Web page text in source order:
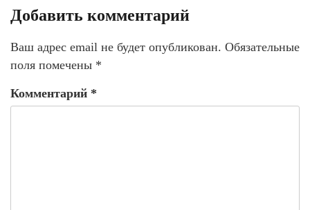
Добавить комментарий
Ваш адрес email не будет опубликован. Обязательные
поля помечены *
Комментарий *